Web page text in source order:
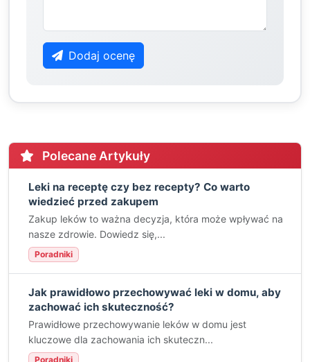
Dodaj ocenę
Polecane Artykuły
Leki na receptę czy bez recepty? Co warto
wiedzieć przed zakupem
Zakup leków to ważna decyzja, która może wpływać na
nasze zdrowie. Dowiedz się,...
Poradniki
Jak prawidłowo przechowywać leki w domu, aby
zachować ich skuteczność?
Prawidłowe przechowywanie leków w domu jest
kluczowe dla zachowania ich skuteczn...
Poradniki